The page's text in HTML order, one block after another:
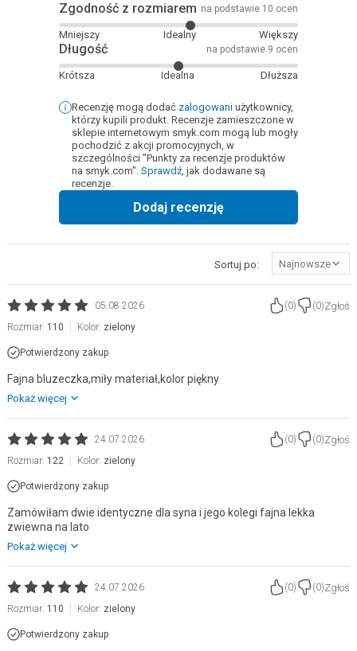
Zgodność z rozmiarem na podstawie 10 ocen
Mniejszy Idealny Większy
Długość na podstawie 9 ocen
Krótsza Idealna Dłuższa
Recenzję mogą dodać zalogowani użytkownicy,
którzy kupili produkt. Recenzje zamieszczone w
sklepie internetowym smyk.com mogą lub mogły
pochodzić z akcji promocyjnych, w
szczególności "Punkty za recenzje produktów
na smyk.com". Sprawdź, jak dodawane są
recenzje.
Dodaj recenzję
Sortuj po: Najnowsze
05.08.2026 (0) (0)Zgłoś
Rozmiar: 110 Kolor: zielony
Potwierdzony zakup
Fajna bluzeczka,miły materiał,kolor piękny
Pokaż więcej
24.07.2026 (0) (0)Zgłoś
Rozmiar: 122 Kolor: zielony
Potwierdzony zakup
Zamówiłam dwie identyczne dla syna i jego kolegi fajna lekka
zwiewna na lato
Pokaż więcej
24.07.2026 (0) (0)Zgłoś
Rozmiar: 110 Kolor: zielony
Potwierdzony zakup